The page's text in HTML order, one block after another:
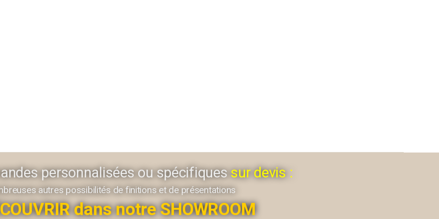
personnalisées ou spécifiquessur devis :
autres possibilités de finitions et de présentations
dans notre SHOWROOM